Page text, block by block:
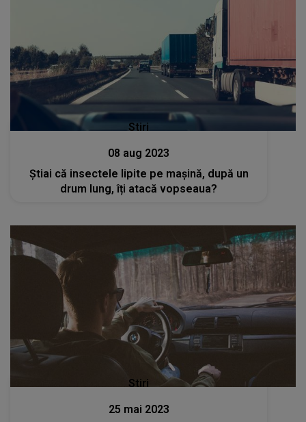
Stiri
08 aug 2023
Știai că insectele lipite pe mașină, după un
drum lung, îți atacă vopseaua?
Stiri
25 mai 2023